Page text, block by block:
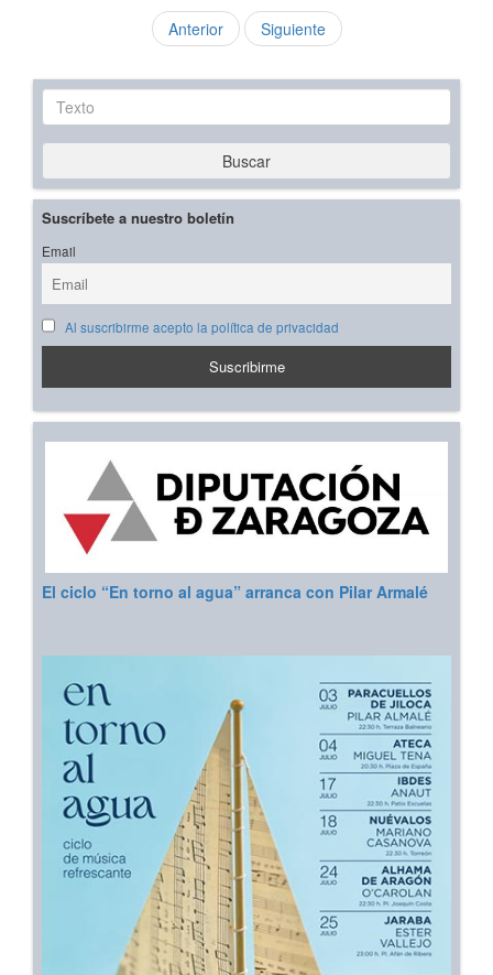
Anterior Siguiente
Texto
Buscar
Suscríbete a nuestro boletín
Email
Al suscribirme acepto la política de privacidad
El ciclo “En torno al agua” arranca con Pilar Armalé